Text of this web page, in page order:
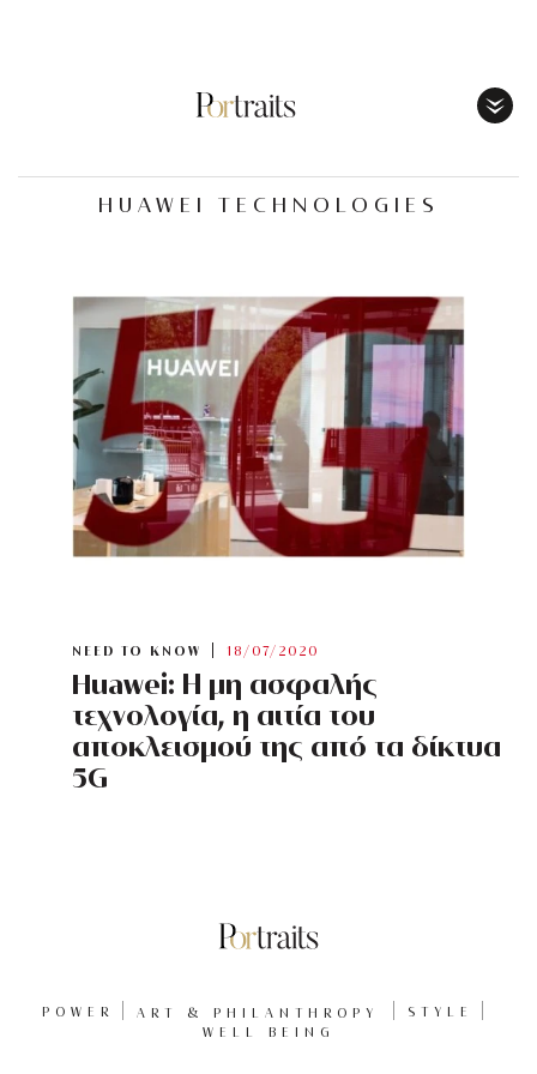
HUAWEI TECHNOLOGIES
NEED TO KNOW 18/07/2020
Huawei: Η μη ασφαλής
τεχνολογία, η αιτία του
αποκλεισμού της από τα δίκτυα
5G
POWER ART & PHILANTHROPY
STYLE
WELL BEING